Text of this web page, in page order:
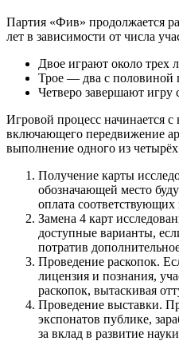
Партия «Фив» продолжается
лет в зависимости от числа
Двое играют около трех
Трое — два с половиной
Четверо завершают игру
Игровой процесс начинается
включающего передвижение
выполнение одного из
Получение карты
обозначающей место
оплата соответствующих
Замена 4 карт
доступные варианты,
потратив
Проведение раскопок.
лицензия и познания,
раскопок, вытаскивая
Проведение выставки.
экспонатов публике,
за вклад в развитие